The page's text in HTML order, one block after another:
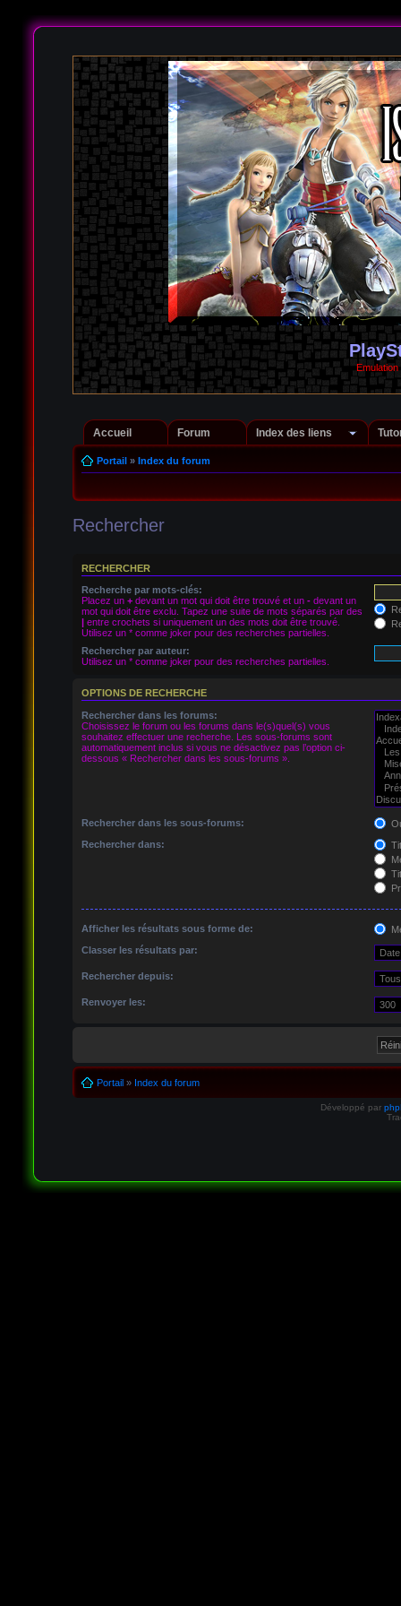
Accueil Forum Index des liens
Portail» Index du forum
Rechercher
RECHERCHER
Recherche par mots-clés:
Placez un +devant un mot qui doit être trouvé et un -devant un
mot qui doit être exclu. Tapez une suite de mots séparés par des
|entre crochets si uniquement un des mots doit être trouvé.
Utilisez un * comme joker pour des recherches partielles.
Rechercher par auteur:
Utilisez un * comme joker pour des recherches partielles.
OPTIONS DE RECHERCHE
Rechercher dans les forums:
Choisissez le forum ou les forums dans le(s)quel(s) vous
souhaitez effectuer une recherche. Les sous-forums sont
automatiquement inclus si vous ne désactivez pas l’option ci-
dessous « Rechercher dans les sous-forums ».
Rechercher dans les sous-forums:
Rechercher dans:
Afficher les résultats sous forme de:
Classer les résultats par:
Rechercher depuis:
Renvoyer les:
Portail» Index du forum
Développé par